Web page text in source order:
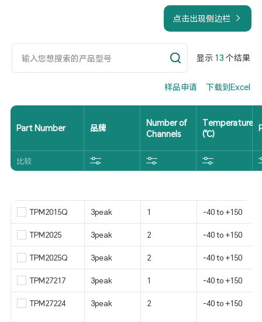
点击出现侧边栏
显示 13 个结果
样品申请 下载到Excel
Part Number 品牌
Number of
Channels
Temperature
(℃)
比较
TPM2015Q 3peak 1 -40 to +150
TPM2025 3peak 2 -40 to +150
TPM2025Q 3peak 2 -40 to +150
TPM27217 3peak 1 -40 to +150
TPM27224 3peak 2 -40 to +150